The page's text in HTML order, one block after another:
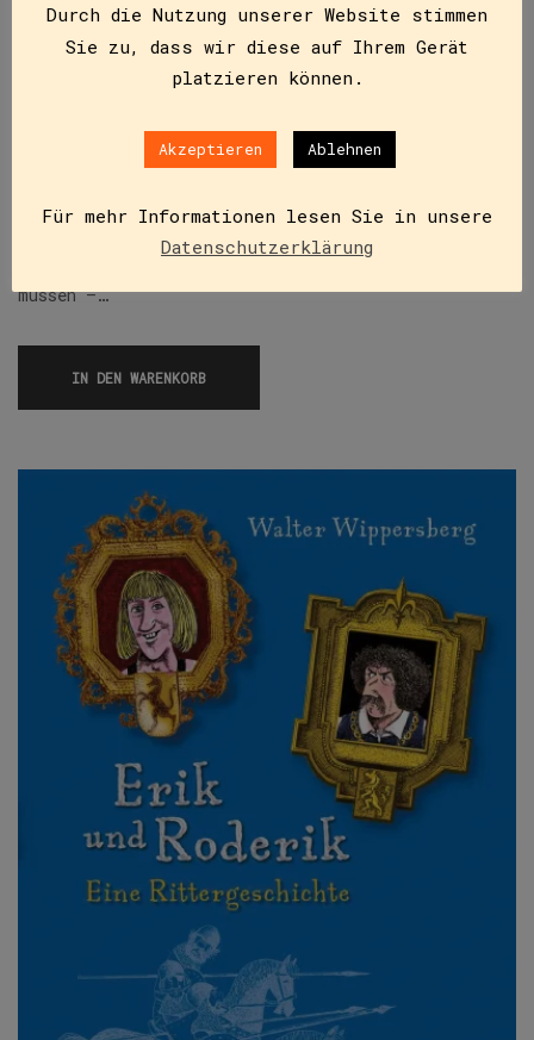
Erik und Roderik
9783851978292
Auf zwei benachbarten Burgen wohnen die Ritter Erik
und Roderik. Ihre Familien waren seit jeher
müssen –…
IN DEN WARENKORB
Durch die Nutzung unserer Website stimmen
Sie zu, dass wir diese auf Ihrem Gerät
platzieren können.
Akzeptieren Ablehnen
Für mehr Informationen lesen Sie in unsere
Datenschutzerklärung